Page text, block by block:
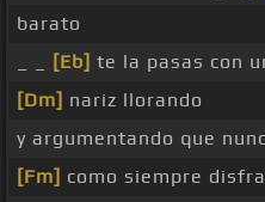
barato
[Eb] te la pasas con
[Dm] nariz llorando
y argumentando que
[Fm] como siempre